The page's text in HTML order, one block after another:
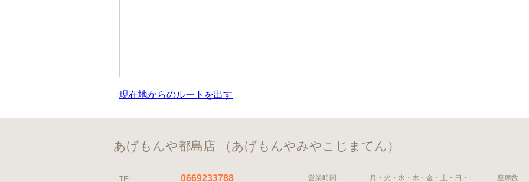
現在地からのルートを出す
あげもんや都島店 （あげもんやみやこじまてん）
TEL 0669233788 営業時間 月・火・水・木・金・土・日・ 座席数